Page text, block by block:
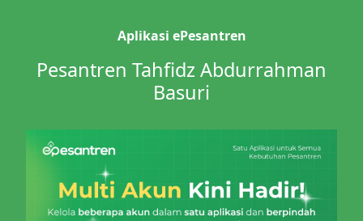
Aplikasi ePesantren
Pesantren Tahfidz Abdurrahman
Basuri